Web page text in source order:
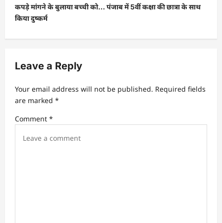
कपड़े मांगने के बुलाया बच्ची को… पंजाब में 5वीं कक्षा की छात्रा के साथ
किया दुष्कर्म
Leave a Reply
Your email address will not be published. Required fields
are marked *
Comment *